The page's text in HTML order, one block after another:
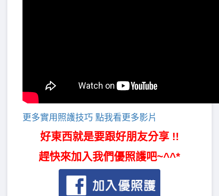
更多實用照護技巧 點我看更多影片
好東西就是要跟好朋友分享 !!
趕快來加入我們優照護吧~^^*